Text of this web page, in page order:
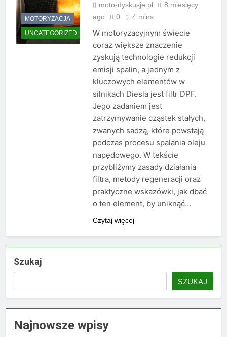
MOTORYZACJA
UNCATEGORIZED
moto-dyskusje.pl
8 miesięcy
ago
0 4 mins
W motoryzacyjnym świecie
coraz większe znaczenie
zyskują technologie redukcji
emisji spalin, a jednym z
kluczowych elementów w
silnikach Diesla jest filtr DPF.
Jego zadaniem jest
zatrzymywanie cząstek stałych,
zwanych sadzą, które powstają
podczas procesu spalania oleju
napędowego. W tekście
przybliżymy zasady działania
filtra, metody regeneracji oraz
praktyczne wskazówki, jak dbać
o ten element, by uniknąć…
Czytaj więcej
Szukaj
SZUKAJ
Najnowsze wpisy